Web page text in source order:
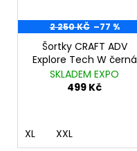
2 250 KČ –77 %
Šortky CRAFT ADV
Explore Tech W černá
SKLADEM EXPO
499 Kč
XL XXL